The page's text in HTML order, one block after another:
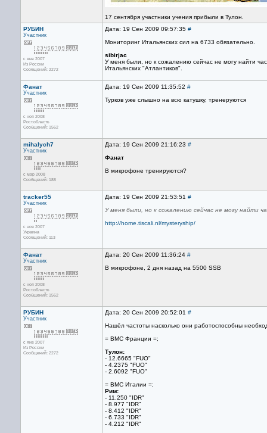
17 сентября участники учения прибыли в Тулон.
РУБИН
Участник
с янв 2007
Из России
Сообщений: 2272
Дата: 19 Сен 2009 09:57:35 #
Мониторинг Итальянских сил на 6733 обязательно.
sibirjac
У меня были, но к сожалению сейчас не могу найти
Итальянских "Атлантиков".
Фанат
Участник
с ноя 2008
Рост.область
Сообщений: 1562
Дата: 19 Сен 2009 11:35:52 #
Турков уже слышно на всю катушку, тренеруются
mihalych7
Участник
с мар 2008
Сообщений: 188
Дата: 19 Сен 2009 21:16:23 #
Фанат
В микрофоне тренируются?
tracker55
Участник
с ноя 2007
Украина
Сообщений: 113
Дата: 19 Сен 2009 21:53:51 #
У меня были, но к сожалению сейчас не могу найти
http://home.tiscali.nl/mysteryship/
Фанат
Участник
с ноя 2008
Рост.область
Сообщений: 1562
Дата: 20 Сен 2009 11:36:24 #
В микрофоне, 2 дня назад на 5500 SSB
РУБИН
Участник
с янв 2007
Из России
Сообщений: 2272
Дата: 20 Сен 2009 20:52:01 #
Нашёл частоты насколько они работоспособны
= ВМС Франции =;
Тулон:
- 12.6665 "FUO"
- 4.2375 "FUO"
- 2.6092 "FUO"
= ВМС Италии =;
Рим:
- 11.250 "IDR"
- 8.977 "IDR"
- 8.412 "IDR"
- 6.733 "IDR"
- 4.212 "IDR"